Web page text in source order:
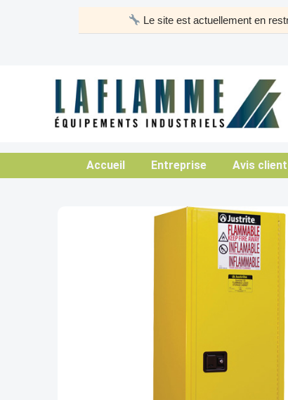
Le site est actuellement en
Accueil Entreprise Avis client